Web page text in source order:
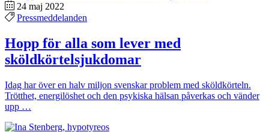
24 maj 2022
Pressmeddelanden
Hopp för alla som lever med
sköldkörtelsjukdomar
Idag har över en halv miljon svenskar problem med sköldkörteln.
Trötthet, energilöshet och den psykiska hälsan påverkas och vänder
upp …